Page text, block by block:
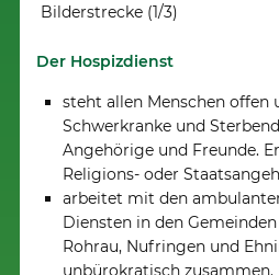
Bilderstrecke (1/3)
Der Hospizdienst
steht allen Menschen offen
Schwerkranke und
Angehörige und Freunde.
Religions- oder
arbeitet mit den
Diensten in den
Rohrau, Nufringen und